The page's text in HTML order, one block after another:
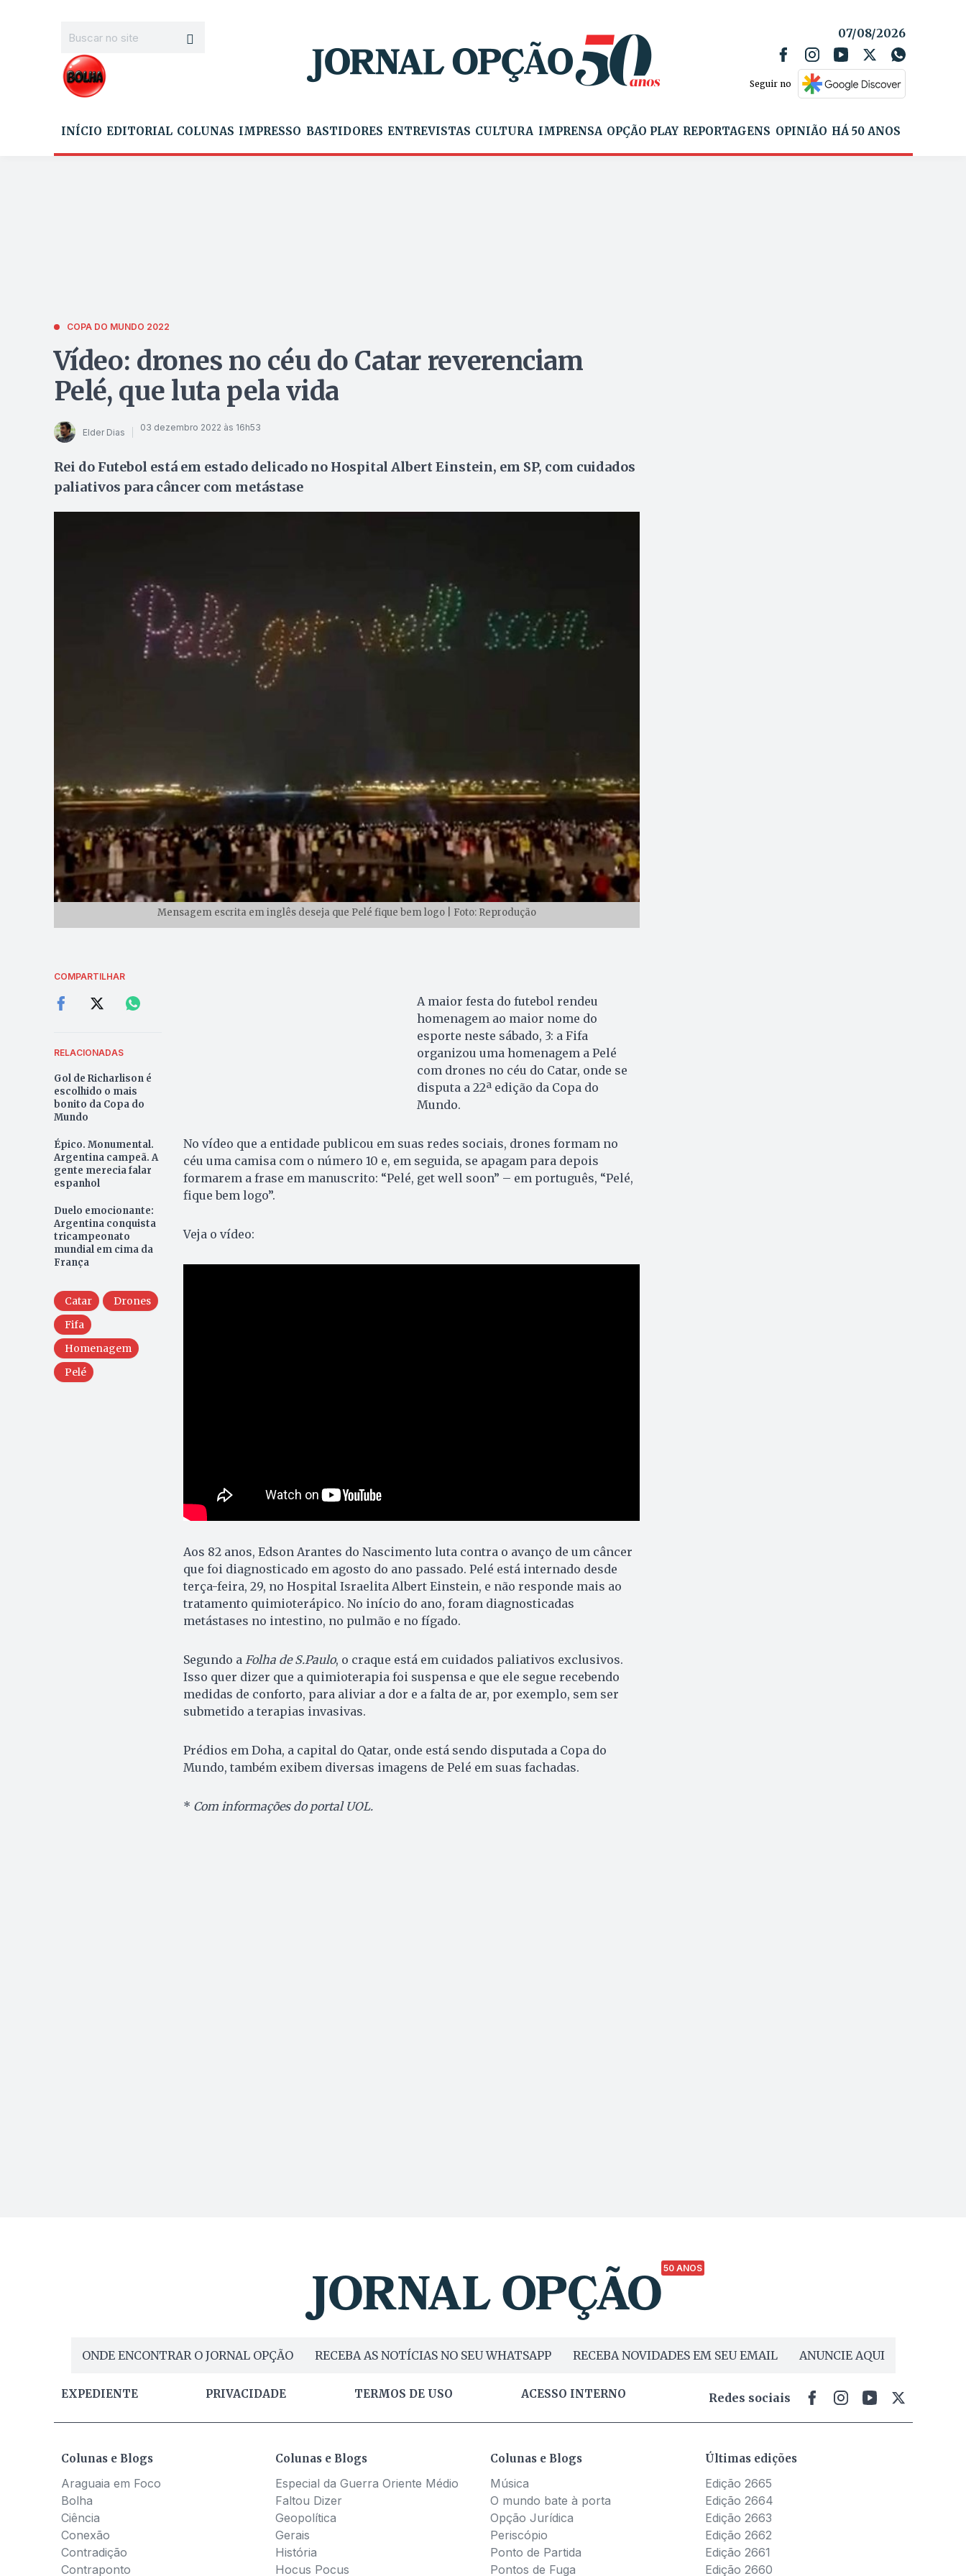
07/08/2026
Seguir no
INÍCIO EDITORIAL COLUNAS IMPRESSO BASTIDORES ENTREVISTAS CULTURA IMPRENSA OPÇÃO PLAY REPORTAGENS OPINIÃO HÁ 50 ANOS
COPA DO MUNDO 2022
Vídeo: drones no céu do Catar reverenciam
Pelé, que luta pela vida
Elder Dias 03 dezembro 2022 às 16h53
Rei do Futebol está em estado delicado no Hospital Albert Einstein, em SP, com cuidados
paliativos para câncer com metástase
Mensagem escrita em inglês deseja que Pelé fique bem logo | Foto: Reprodução
COMPARTILHAR
RELACIONADAS
Gol de Richarlison é
escolhido o mais
bonito da Copa do
Mundo
Épico. Monumental.
Argentina campeã. A
gente merecia falar
espanhol
Duelo emocionante:
Argentina conquista
tricampeonato
mundial em cima da
França
Catar
Drones
Fifa
Homenagem
Pelé
A maior festa do futebol rendeu
homenagem ao maior nome do
esporte neste sábado, 3: a Fifa
organizou uma homenagem a Pelé
com drones no céu do Catar, onde se
disputa a 22ª edição da Copa do
Mundo.
No vídeo que a entidade publicou em suas redes sociais, drones formam no
céu uma camisa com o número 10 e, em seguida, se apagam para depois
formarem a frase em manuscrito: “Pelé, get well soon” – em português, “Pelé,
fique bem logo”.
Veja o vídeo:
Aos 82 anos, Edson Arantes do Nascimento luta contra o avanço de um câncer
que foi diagnosticado em agosto do ano passado. Pelé está internado desde
terça-feira, 29, no Hospital Israelita Albert Einstein, e não responde mais ao
tratamento quimioterápico. No início do ano, foram diagnosticadas
metástases no intestino, no pulmão e no fígado.
Segundo a Folha de S.Paulo, o craque está em cuidados paliativos exclusivos.
Isso quer dizer que a quimioterapia foi suspensa e que ele segue recebendo
medidas de conforto, para aliviar a dor e a falta de ar, por exemplo, sem ser
submetido a terapias invasivas.
Prédios em Doha, a capital do Qatar, onde está sendo disputada a Copa do
Mundo, também exibem diversas imagens de Pelé em suas fachadas.
* Com informações do portal UOL.
50 ANOS
ONDE ENCONTRAR O JORNAL OPÇÃO RECEBA AS NOTÍCIAS NO SEU WHATSAPP RECEBA NOVIDADES EM SEU EMAIL ANUNCIE AQUI
EXPEDIENTE PRIVACIDADE TERMOS DE USO ACESSO INTERNO Redes sociais
Colunas e Blogs
Araguaia em Foco
Bolha
Ciência
Conexão
Contradição
Contraponto
Colunas e Blogs
Especial da Guerra Oriente Médio
Faltou Dizer
Geopolítica
Gerais
História
Hocus Pocus
Colunas e Blogs
Música
O mundo bate à porta
Opção Jurídica
Periscópio
Ponto de Partida
Pontos de Fuga
Últimas edições
Edição 2665
Edição 2664
Edição 2663
Edição 2662
Edição 2661
Edição 2660